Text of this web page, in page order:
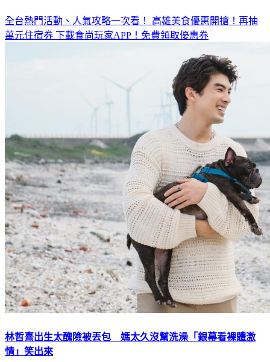
全台熱門活動、人氣攻略一次看！ 高雄美食優惠開搶！再抽
萬元住宿券 下載食尚玩家APP！免費領取優惠券
林哲熹出生太醜險被丟包 媽太久沒幫洗澡「銀幕看裸體激
情」笑出來